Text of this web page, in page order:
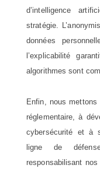
d’intelligence
stratégie.
données
l’explicabilité
algorithmes sont
Enfin, nous mettons
réglementaire, à
cybersécurité et à
ligne de
responsabilisant